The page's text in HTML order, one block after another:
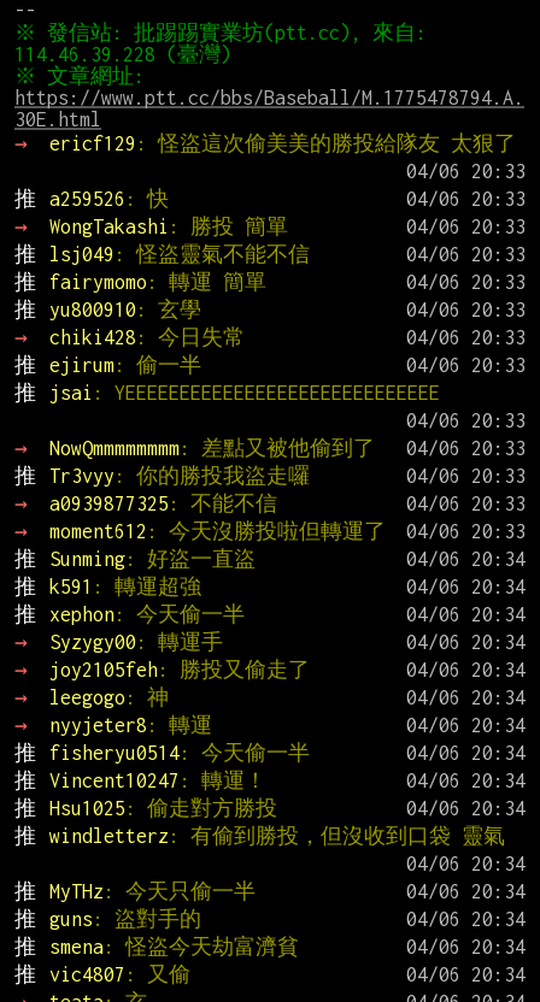
※ 發信站: 批踢踢實業坊(ptt.cc), 來自:
https://www.ptt.cc/bbs/Baseball/M.1775478794.A.
30E.html
→
ericf129 : 怪盜這次偷美美的勝投給隊友 太狠了
推
a259526 : 快
→
WongTakashi : 勝投 簡單
推
lsj049 : 怪盜靈氣不能不信
推
fairymomo : 轉運 簡單
推
yu800910 : 玄學
→
chiki428 : 今日失常
推
ejirum: 偷一半
推
jsai : YEEEEEEEEEEEEEEEEEEEEEEEEEEEEE
→
NowQmmmmmmmm: 差點又被他偷到了
推
Tr3vyy : 你的勝投我盜走囉
→
a0939877325 : 不能不信
→
moment612 : 今天沒勝投啦但轉運了
推
Sunming: 好盜一直盜
推
k591 : 轉運超強
推
xephon: 今天偷一半
→
Syzygy00 : 轉運手
→
joy2105feh: 勝投又偷走了
→
leegogo : 神
→
nyyjeter8 : 轉運
推
fisheryu0514: 今天偷一半
推
Vincent10247 : 轉運！
推
Hsu1025 : 偷走對方勝投
推
windletterz : 有偷到勝投，但沒收到口袋 靈氣
推
MyTHz : 今天只偷一半
推
guns : 盜對手的
推
smena: 怪盜今天劫富濟貧
推
vic4807 : 又偷